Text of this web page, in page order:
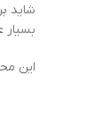
شاید برای یک
بسیار
این